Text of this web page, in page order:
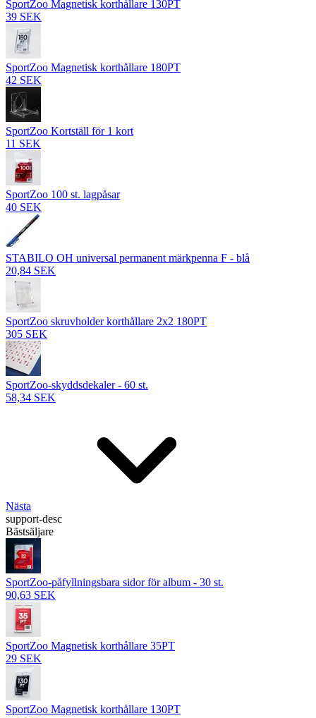
SportZoo Magnetisk korthållare 130PT
39 SEK
SportZoo Magnetisk korthållare 180PT
42 SEK
SportZoo Kortställ för 1 kort
11 SEK
SportZoo 100 st. lagpåsar
40 SEK
STABILO OH universal permanent märkpenna F - blå
20,84 SEK
SportZoo skruvholder korthållare 2x2 180PT
305 SEK
SportZoo-skyddsdekaler - 60 st.
58,34 SEK
Nästa
support-desc
Bästsäljare
SportZoo-påfyllningsbara sidor för album - 30 st.
90,63 SEK
SportZoo Magnetisk korthållare 35PT
29 SEK
SportZoo Magnetisk korthållare 130PT